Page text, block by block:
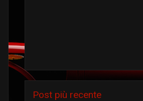
Post più recente